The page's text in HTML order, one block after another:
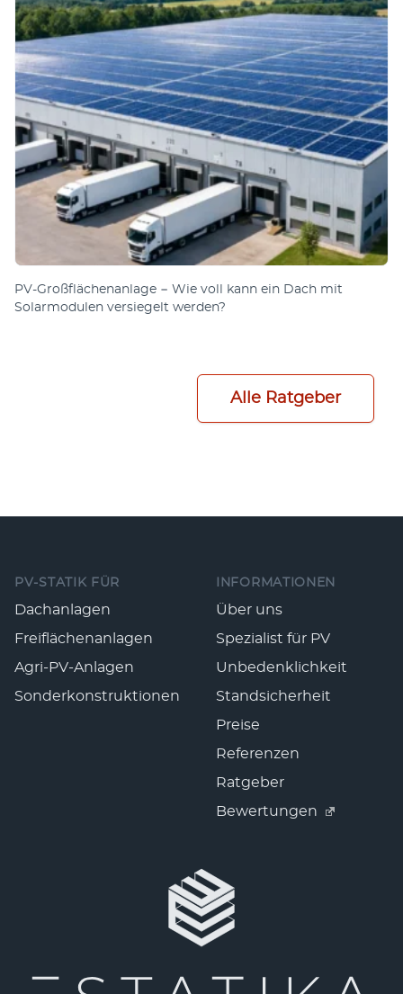
PV-Großflächenanlage − Wie voll kann ein Dach mit
Solarmodulen versiegelt werden?
Alle Ratgeber
PV-STATIK FÜR
Dachanlagen
Freiflächenanlagen
Agri-PV-Anlagen
Sonderkonstruktionen
INFORMATIONEN
Über uns
Spezialist für PV
Unbedenklichkeit
Standsicherheit
Preise
Referenzen
Ratgeber
Bewertungen